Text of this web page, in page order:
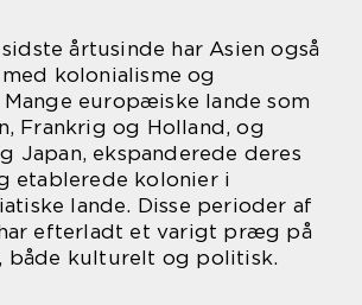
årtusinde har Asien også
kolonialisme og
europæiske lande som
Frankrig og Holland, og
Japan, ekspanderede deres
etablerede kolonier i
lande. Disse perioder af
efterladt et varigt præg på
både kulturelt og politisk.